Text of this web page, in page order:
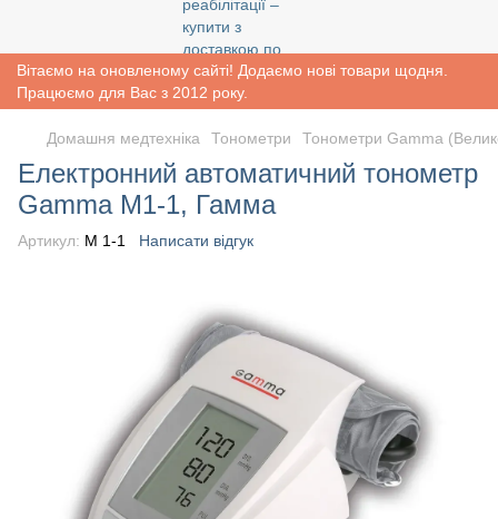
Вітаємо на оновленому сайті! Додаємо нові товари щодня.
Працюємо для Вас з 2012 року.
Домашня медтехніка Тонометри Тонометри Gamma
Електронний автоматичний тонометр
Gamma М1-1, Гамма
Артикул: M 1-1 Написати відгук